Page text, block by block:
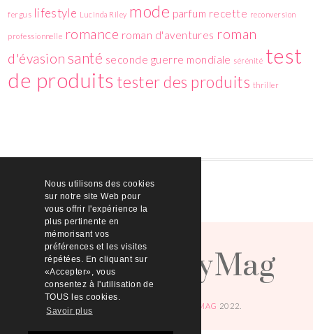
Nous utilisons des cookies
sur notre site Web pour
vous offrir l'expérience la
plus pertinente en
mémorisant vos
préférences et les visites
répétées. En cliquant sur
«Accepter», vous
consentez à l'utilisation de
TOUS les cookies.
Savoir plus
fergus lifestyle Lucinda Riley mode parfum recette reconversion
professionnelle romance roman d'aventures roman
d'évasion santé seconde guerre mondiale sérénité test
de produits tester des produits thriller
HelloBeautyMag
© COPYRIGHT HELLOBEAUTYMAG 2022.